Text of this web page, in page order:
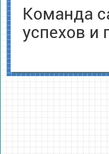
Команда
успехов и